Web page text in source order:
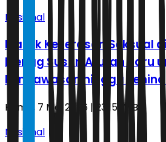
Nasional
Marak Kekerasan Seksual
Menag Susun Aturan Baru
Pengawasan hingga
Kamis, 7 Mei 2026 | 23.15 WIB
Nasional